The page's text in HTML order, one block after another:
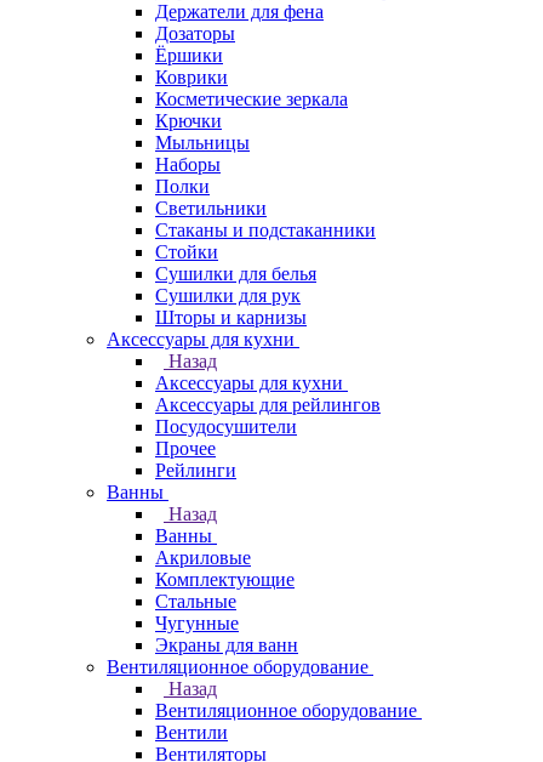
Держатели для фена
Дозаторы
Ёршики
Коврики
Косметические зеркала
Крючки
Мыльницы
Наборы
Полки
Светильники
Стаканы и подстаканники
Стойки
Сушилки для белья
Сушилки для рук
Шторы и карнизы
Аксессуары для кухни
Назад
Аксессуары для кухни
Аксессуары для рейлингов
Посудосушители
Прочее
Рейлинги
Ванны
Назад
Ванны
Акриловые
Комплектующие
Стальные
Чугунные
Экраны для ванн
Вентиляционное оборудование
Назад
Вентиляционное оборудование
Вентили
Вентиляторы